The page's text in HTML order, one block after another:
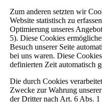
Zum anderen setzten wir
Website statistisch zu
Optimierung unseres
5). Diese Cookies
Besuch unserer Seite
bei uns waren. Diese
definierten Zeit automatisch
Die durch Cookies
Zwecke zur Wahrung
der Dritter nach Art. 6 Abs.